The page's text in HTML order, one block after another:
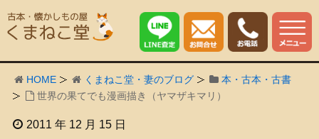
HOME くまねこ堂・妻のブログ
本・古本・古書
世界の果てでも漫画描き（ヤマザキマリ）
2011 年 12 月 15 日